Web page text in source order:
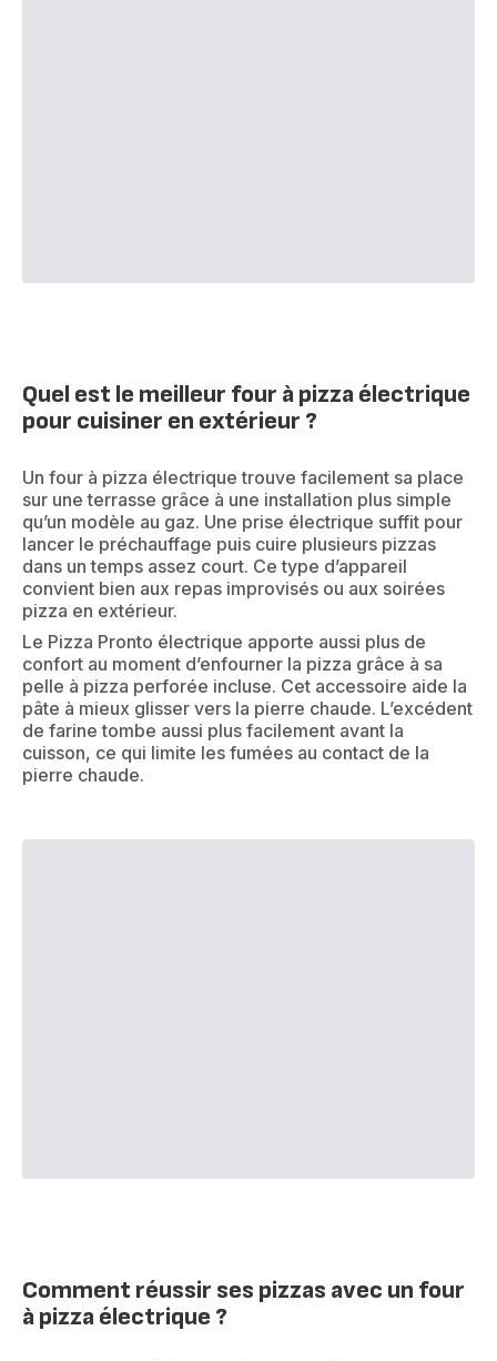
Quel est le meilleur four à pizza électrique
pour cuisiner en extérieur ?
Un four à pizza électrique trouve facilement sa place
sur une terrasse grâce à une installation plus simple
qu’un modèle au gaz. Une prise électrique suffit pour
lancer le préchauffage puis cuire plusieurs pizzas
dans un temps assez court. Ce type d’appareil
convient bien aux repas improvisés ou aux soirées
pizza en extérieur.
Le Pizza Pronto électrique apporte aussi plus de
confort au moment d’enfourner la pizza grâce à sa
pelle à pizza perforée incluse. Cet accessoire aide la
pâte à mieux glisser vers la pierre chaude. L’excédent
de farine tombe aussi plus facilement avant la
cuisson, ce qui limite les fumées au contact de la
pierre chaude.
Comment réussir ses pizzas avec un four
à pizza électrique ?